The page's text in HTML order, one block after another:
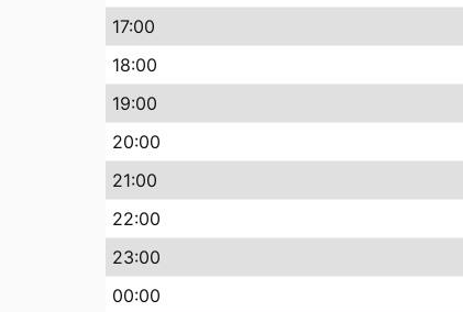
17:00
18:00
19:00
20:00
21:00
22:00
23:00
00:00